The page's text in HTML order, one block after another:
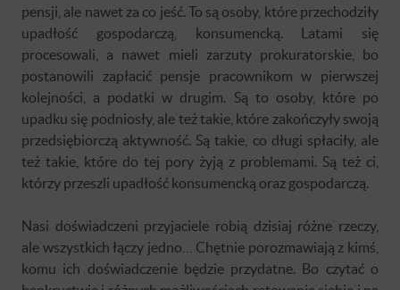
pensji, ale nawet za co jeść. To są osoby, które przechodziły
upadłość gospodarczą, konsumencką. Latami się
procesowali, a nawet mieli zarzuty prokuratorskie, bo
postanowili zapłacić pensje pracownikom w pierwszej
kolejności, a podatki w drugim. Są to osoby, które po
upadku się podniosły, ale też takie, które zakończyły swoją
przedsiębiorczą aktywność. Są takie, co długi spłaciły, ale
też takie, które do tej pory żyją z problemami. Są też ci,
którzy przeszli upadłość konsumencką oraz gospodarczą.
Nasi doświadczeni przyjaciele robią dzisiaj różne rzeczy,
ale wszystkich łączy jedno… Chętnie porozmawiają z kimś,
komu ich doświadczenie będzie przydatne. Bo czytać o